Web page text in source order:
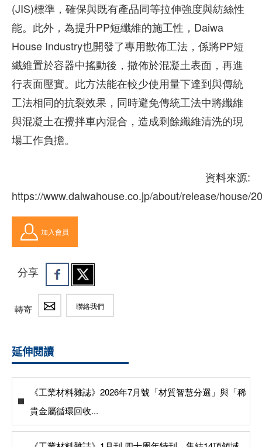
(JIS)標準，確保與既有產品同等拉伸強度與紡絲性
能。此外，為提升PP短纖維的施工性，Daiwa
House Industry也開發了專用散佈工法，係將PP短
纖維置於容器中搖動後，撒佈於混凝土表面，再進
行表面壓實。此方法能在較少使用量下達到與傳統
工法相同的抗裂效果，同時避免傳統工法中將纖維
與混凝土在攪拌車內混合，造成剩餘纖維清洗的現
場工作負擔。
資料來源:
https://www.daiwahouse.co.jp/about/release/house/
加入會員
分享
轉寄 聯絡我們
延伸閱讀
《工業材料雜誌》2026年7月號「材質智慧分選」與「稀
貴金屬循環回收...